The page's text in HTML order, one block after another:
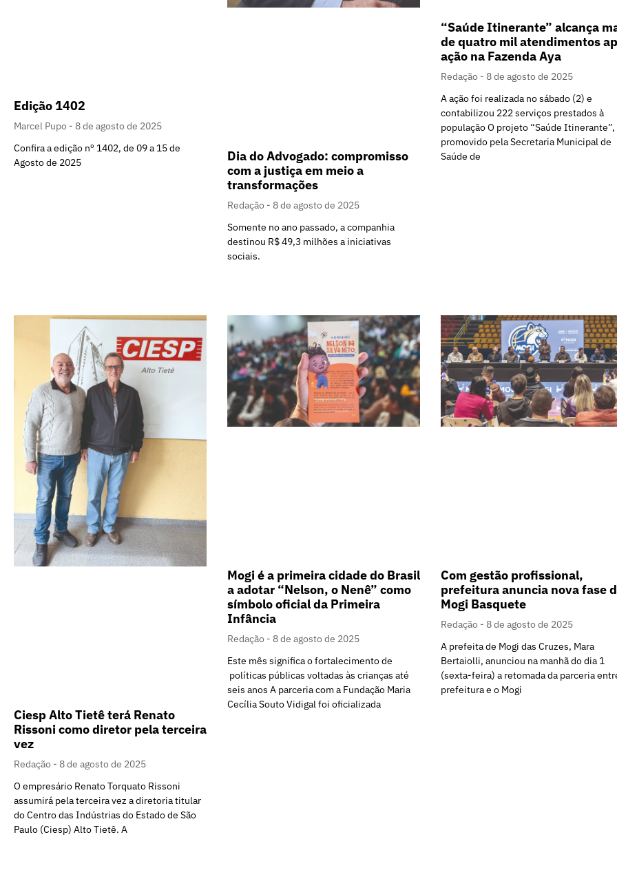
Edição 1402
Marcel Pupo
8 de agosto de 2025
Confira a edição nº 1402, de 09 a 15 de
Agosto de 2025
Dia do Advogado: compromisso
com a justiça em meio a
transformações
Redação
8 de agosto de 2025
Somente no ano passado, a companhia
destinou R$ 49,3 milhões a iniciativas
sociais.
“Saúde Itinerante” alcança
de quatro mil atendimentos
ação na Fazenda Aya
Redação
8 de agosto de 2025
A ação foi realizada no sábado (2) e
contabilizou 222 serviços prestados à
população O projeto “Saúde Itinerante”,
promovido pela Secretaria Municipal de
Saúde de
Ciesp Alto Tietê terá Renato
Rissoni como diretor pela terceira
vez
Redação
8 de agosto de 2025
O empresário Renato Torquato Rissoni
assumirá pela terceira vez a diretoria titular
do Centro das Indústrias do Estado de São
Paulo (Ciesp) Alto Tietê. A
Mogi é a primeira cidade do Brasil
a adotar “Nelson, o Nenê” como
símbolo oficial da Primeira
Infância
Redação
8 de agosto de 2025
Este mês significa o fortalecimento de
políticas públicas voltadas às crianças até
seis anos A parceria com a Fundação Maria
Cecília Souto Vidigal foi oficializada
Com gestão profissional,
prefeitura anuncia nova fase
Mogi Basquete
Redação
8 de agosto de 2025
A prefeita de Mogi das Cruzes, Mara
Bertaiolli, anunciou na manhã do dia 1
(sexta-feira) a retomada da parceria
prefeitura e o Mogi